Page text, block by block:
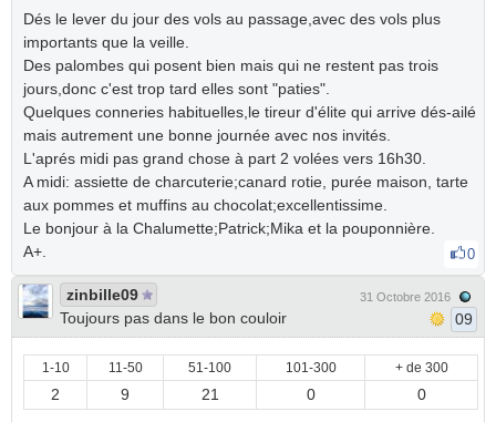
Dés le lever du jour des vols au passage,avec des vols plus
importants que la veille.
Des palombes qui posent bien mais qui ne restent pas trois
jours,donc c'est trop tard elles sont "paties".
Quelques conneries habituelles,le tireur d'élite qui arrive dés-ailé
mais autrement une bonne journée avec nos invités.
L'aprés midi pas grand chose à part 2 volées vers 16h30.
A midi: assiette de charcuterie;canard rotie, purée maison, tarte
aux pommes et muffins au chocolat;excellentissime.
Le bonjour à la Chalumette;Patrick;Mika et la pouponnière.
A+.
0
zinbille09
Toujours pas dans le bon couloir
31 Octobre 2016
09
1-10 11-50 51-100 101-300 + de 300
2 9 21 0 0